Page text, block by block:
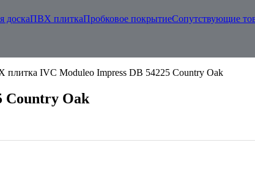
доскаПВХ плиткаПробковое покрытиеСопутствующие
плитка IVC Moduleo Impress DB 54225 Country Oak
Country Oak